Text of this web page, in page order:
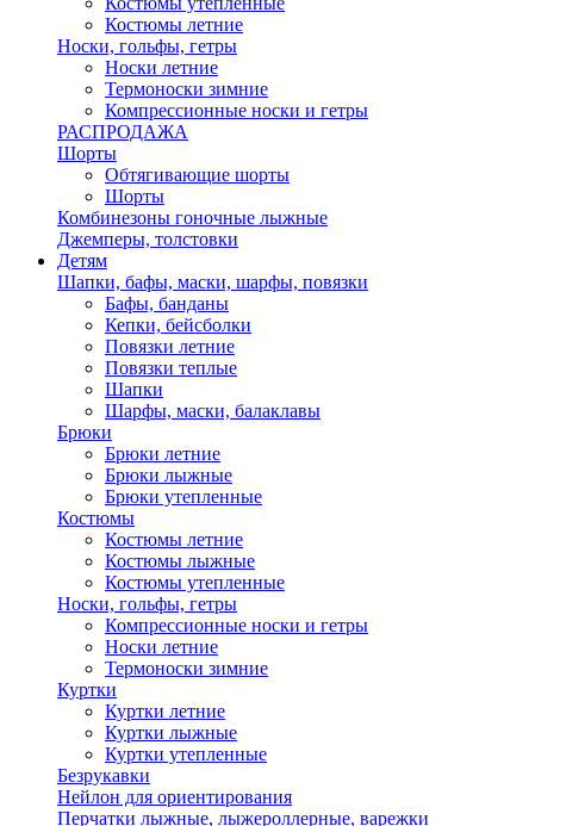
Костюмы летние
Носки, гольфы, гетры
Носки летние
Термоноски зимние
Компрессионные носки и гетры
РАСПРОДАЖА
Шорты
Обтягивающие шорты
Шорты
Комбинезоны гоночные лыжные
Джемперы, толстовки
Детям
Шапки, бафы, маски, шарфы, повязки
Бафы, банданы
Кепки, бейсболки
Повязки летние
Повязки теплые
Шапки
Шарфы, маски, балаклавы
Брюки
Брюки летние
Брюки лыжные
Брюки утепленные
Костюмы
Костюмы летние
Костюмы лыжные
Костюмы утепленные
Носки, гольфы, гетры
Компрессионные носки и гетры
Носки летние
Термоноски зимние
Куртки
Куртки летние
Куртки лыжные
Куртки утепленные
Безрукавки
Нейлон для ориентирования
Перчатки лыжные, лыжероллерные, варежки